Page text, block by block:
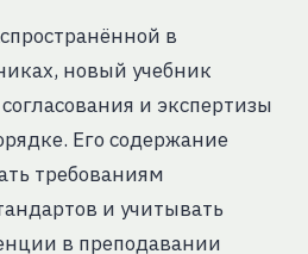
в
новый учебник
и экспертизы
Его содержание
требованиям
и учитывать
в преподавании